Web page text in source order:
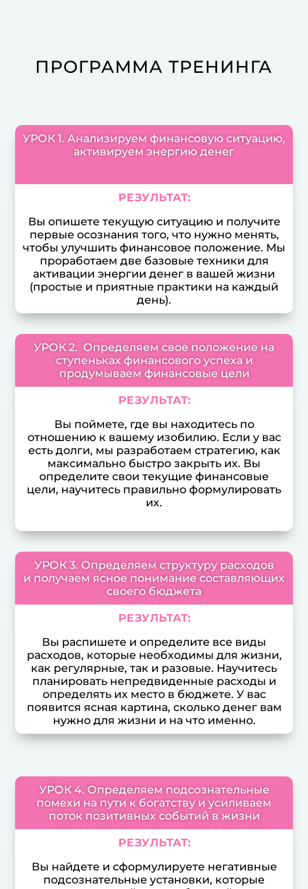
ПРОГРАММА ТРЕНИНГА
УРОК 1. Анализируем финансовую ситуацию,
активируем энергию денег
РЕЗУЛЬТАТ:
Вы опишете текущую ситуацию и получите
первые осознания того, что нужно менять,
чтобы улучшить финансовое положение. Мы
проработаем две базовые техники для
активации энергии денег в вашей жизни
(простые и приятные практики на каждый
день).
УРОК 2. Определяем свое положение на
ступеньках финансового успеха и
продумываем финансовые цели
РЕЗУЛЬТАТ:
Вы поймете, где вы находитесь по
отношению к вашему изобилию. Если у вас
есть долги, мы разработаем стратегию, как
максимально быстро закрыть их. Вы
определите свои текущие финансовые
цели, научитесь правильно формулировать
их.
УРОК 3. Определяем структуру расходов
и получаем ясное понимание составляющих
своего бюджета
РЕЗУЛЬТАТ:
Вы распишете и определите все виды
расходов, которые необходимы для жизни,
как регулярные, так и разовые. Научитесь
планировать непредвиденные расходы и
определять их место в бюджете. У вас
появится ясная картина, сколько денег вам
нужно для жизни и на что именно.
УРОК 4. Определяем подсознательные
помехи на пути к богатству и усиливаем
поток позитивных событий в жизни
РЕЗУЛЬТАТ:
Вы найдете и сформулируете негативные
подсознательные установки, которые